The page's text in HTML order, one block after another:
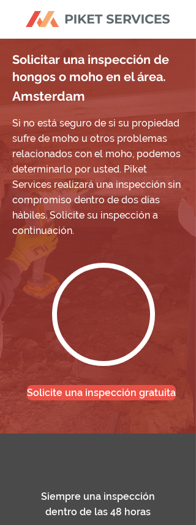
Solicitar una inspección de
hongos o moho en el área.
Amsterdam
Si no está seguro de si su propiedad
sufre de moho u otros problemas
relacionados con el moho, podemos
determinarlo por usted. Piket
Services realizará una inspección sin
compromiso dentro de dos días
hábiles. Solicite su inspección a
continuación.
Solicite una inspección gratuita
Siempre una inspección
dentro de las 48 horas